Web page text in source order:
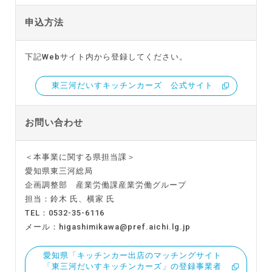
申込方法
下記Webサイト内から登録してください。
東三河だいすキッチンカーズ 公式サイト
お問い合わせ
＜本事業に関する県担当課＞
愛知県東三河総局
企画調整部 産業労働課産業労働グループ
担当：鈴木 氏、横家 氏
TEL：0532-35-6116
メール：higashimikawa@pref.aichi.lg.jp
愛知県「キッチンカー出店のマッチングサイト
「東三河だいすキッチンカーズ」の登録事業者